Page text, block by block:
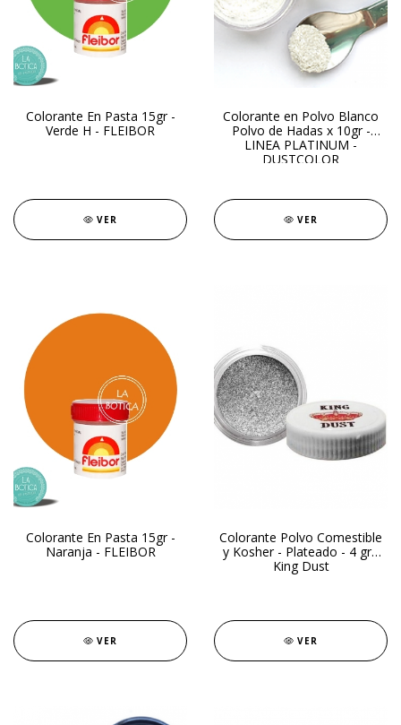
Colorante En Pasta 15gr -
Verde H - FLEIBOR
VER
Colorante en Polvo Blanco
Polvo de Hadas x 10gr -
LINEA PLATINUM -
DUSTCOLOR
VER
Colorante En Pasta 15gr -
Naranja - FLEIBOR
VER
Colorante Polvo Comestible
y Kosher - Plateado - 4 gr -
King Dust
VER